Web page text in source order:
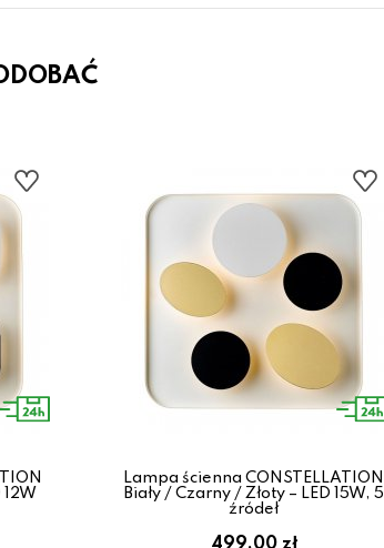
12W
Lampa ścienna CONSTELLATION
Biały / Czarny / Złoty – LED 15W, 5
źródeł